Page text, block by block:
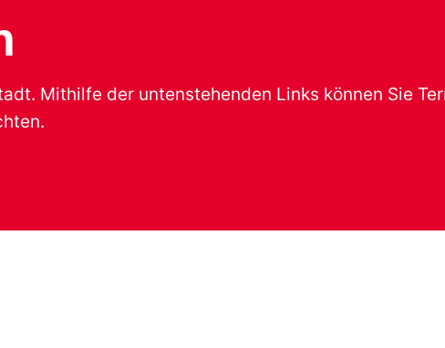
Mithilfe der untenstehenden Links können Sie